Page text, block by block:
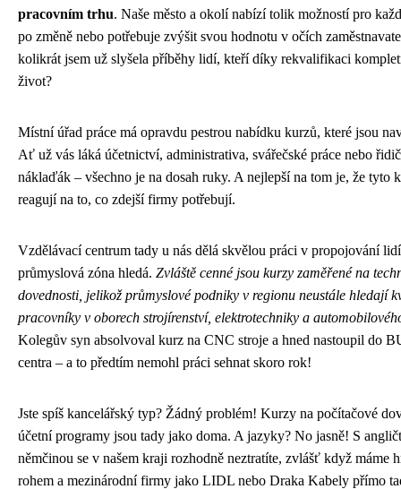
pracovním trhu. Naše město a okolí nabízí tolik možností pro
po změně nebo potřebuje zvýšit svou hodnotu v očích
kolikrát jsem už slyšela příběhy lidí, kteří díky rekvalifikaci
život?
Místní úřad práce má opravdu pestrou nabídku kurzů, které jsou
Ať už vás láká účetnictví, administrativa, svářečské práce nebo
náklaďák – všechno je na dosah ruky. A nejlepší na tom je, že tyto
reagují na to, co zdejší firmy potřebují.
Vzdělávací centrum tady u nás dělá skvělou práci v propojování
průmyslová zóna hledá. Zvláště cenné jsou kurzy zaměřené na
dovednosti, jelikož průmyslové podniky v regionu neustále hledají
pracovníky v oborech strojírenství, elektrotechniky a
Kolegův syn absolvoval kurz na CNC stroje a hned nastoupil do
centra – a to předtím nemohl práci sehnat skoro rok!
Jste spíš kancelářský typ? Žádný problém! Kurzy na počítačové
účetní programy jsou tady jako doma. A jazyky? No jasně! S
němčinou se v našem kraji rozhodně neztratíte, zvlášť když máme
rohem a mezinárodní firmy jako LIDL nebo Draka Kabely přímo